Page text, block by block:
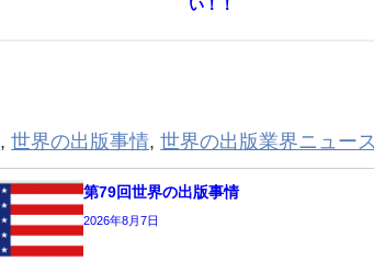
い！！
,世界の出版事情,世界の出版業界ニュー
第79回世界の出版事情
2026年8月7日